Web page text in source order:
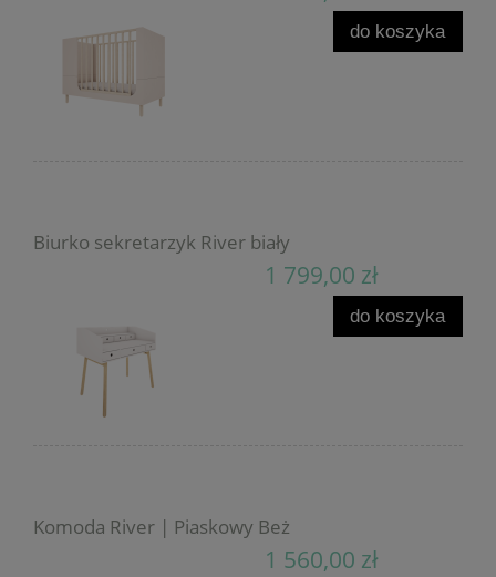
do koszyka
Biurko sekretarzyk River biały
1 799,00 zł
do koszyka
Komoda River | Piaskowy Beż
1 560,00 zł